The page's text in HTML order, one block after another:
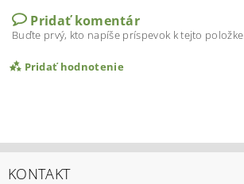
Pridať komentár
Buďte prvý, kto napíše príspevok k tejto položke.
Pridať hodnotenie
KONTAKT